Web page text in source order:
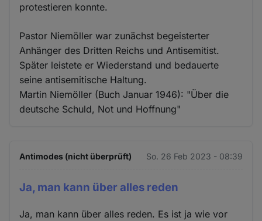
protestieren konnte.
Pastor Niemöller war zunächst begeisterter
Anhänger des Dritten Reichs und Antisemitist.
Später leistete er Wiederstand und bedauerte
seine antisemitische Haltung.
Martin Niemöller (Buch Januar 1946): "Über die
deutsche Schuld, Not und Hoffnung"
Antimodes (nicht überprüft) So. 26 Feb 2023 - 08:39
Ja, man kann über alles reden
Ja, man kann über alles reden. Es ist ja wie vor